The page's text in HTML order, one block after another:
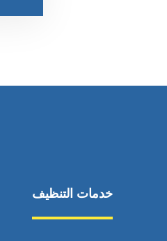
خدمات التنظيف